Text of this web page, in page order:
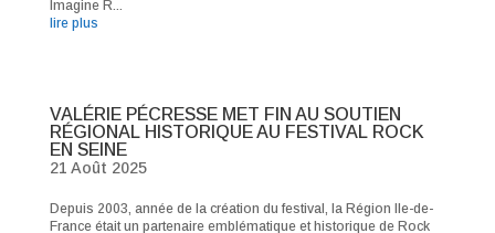
Imagine R...
lire plus
VALÉRIE PÉCRESSE MET FIN AU SOUTIEN
RÉGIONAL HISTORIQUE AU FESTIVAL ROCK
EN SEINE
21 Août 2025
Depuis 2003, année de la création du festival, la Région Ile-de-
France était un partenaire emblématique et historique de Rock